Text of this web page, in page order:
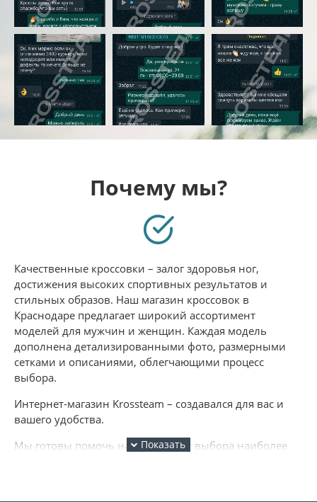
Почему мы?
Качественные кроссовки – залог здоровья ног,
достижения высоких спортивных результатов и
стильных образов. Наш магазин кроссовок в
Краснодаре предлагает широкий ассортимент
моделей для мужчин и женщин. Каждая модель
дополнена детализированными фото, размерными
сетками и описаниями, облегчающими процесс
выбора.
Интернет-магазин Krossteam – создавался для вас и
вашего удобства.
Мы готовы помочь на всех этапах выбора наиболее